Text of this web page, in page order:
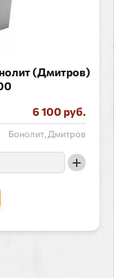
(Дмитров)
6 100 руб.
Бонолит, Дмитров